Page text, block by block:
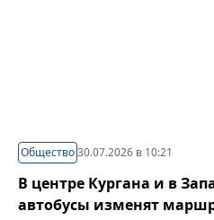
Общество30.07.2026 в 10:21
В центре Кургана и в
автобусы изменят